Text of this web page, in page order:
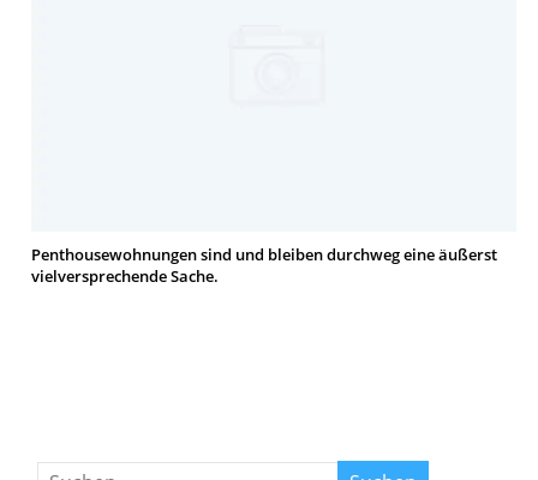
Penthousewohnungen sind und bleiben durchweg eine äußerst
vielversprechende Sache.